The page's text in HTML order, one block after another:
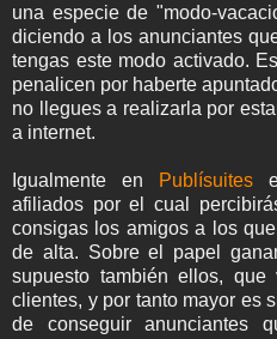
una especie de "modo-
diciendo a los anunciantes
tengas este modo activado.
penalicen por haberte
no llegues a realizarla por
a internet.
Igualmente en Publísuites
afiliados por el cual
consigas los amigos a los
de alta. Sobre el papel
supuesto también ellos,
clientes, y por tanto mayor es
de conseguir anunciantes